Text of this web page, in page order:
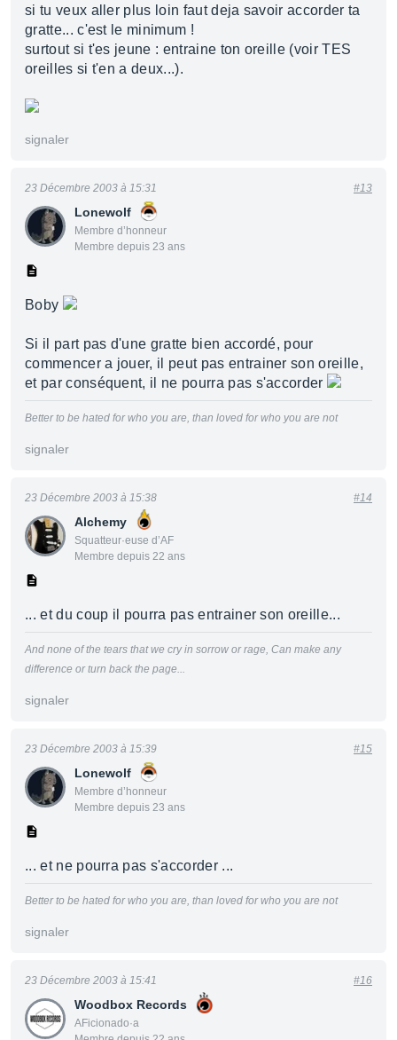
si tu veux aller plus loin faut deja savoir accorder ta
gratte... c'est le minimum !
surtout si t'es jeune : entraine ton oreille (voir TES
oreilles si t'en a deux...).
signaler
Lonewolf
Membre d’honneur
Membre depuis 23 ans
23 Décembre 2003 à 15:31 #13
Boby
Si il part pas d'une gratte bien accordé, pour
commencer a jouer, il peut pas entrainer son oreille,
et par conséquent, il ne pourra pas s'accorder
Better to be hated for who you are, than loved for who you are not
signaler
Alchemy
Squatteur·euse d’AF
Membre depuis 22 ans
23 Décembre 2003 à 15:38 #14
... et du coup il pourra pas entrainer son oreille...
And none of the tears that we cry in sorrow or rage, Can make any
difference or turn back the page...
signaler
Lonewolf
Membre d’honneur
Membre depuis 23 ans
23 Décembre 2003 à 15:39 #15
... et ne pourra pas s'accorder ...
Better to be hated for who you are, than loved for who you are not
signaler
Woodbox Records
AFicionado·a
23 Décembre 2003 à 15:41 #16